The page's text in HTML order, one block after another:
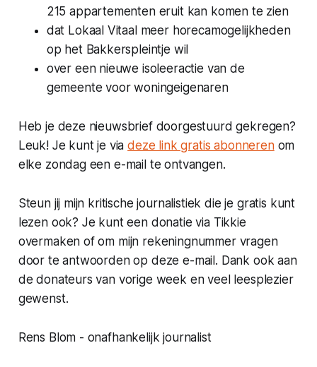
215 appartementen eruit kan komen te zien
dat Lokaal Vitaal meer horecamogelijkheden
op het Bakkerspleintje wil
over een nieuwe isoleeractie van de
gemeente voor woningeigenaren
Heb je deze nieuwsbrief doorgestuurd gekregen?
Leuk! Je kunt je viadeze link gratis abonnerenom
elke zondag een e-mail te ontvangen.
Steun jij mijn kritische journalistiek die je gratis kunt
lezen ook? Je kunt een donatie via Tikkie
overmaken of om mijn rekeningnummer vragen
door te antwoorden op deze e-mail. Dank ook aan
de donateurs van vorige week en veel leesplezier
gewenst.
Rens Blom - onafhankelijk journalist